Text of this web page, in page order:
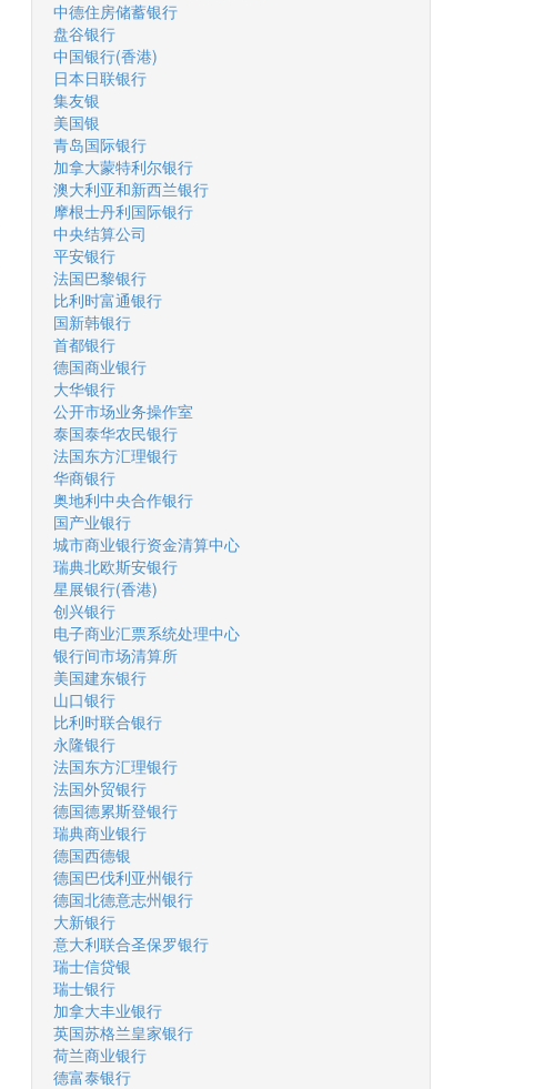
中德住房储蓄银行
盘谷银行
中国银行(香港)
日本日联银行
集友银
美国银
青岛国际银行
加拿大蒙特利尔银行
澳大利亚和新西兰银行
摩根士丹利国际银行
中央结算公司
平安银行
法国巴黎银行
比利时富通银行
国新韩银行
首都银行
德国商业银行
大华银行
公开市场业务操作室
泰国泰华农民银行
法国东方汇理银行
华商银行
奥地利中央合作银行
国产业银行
城市商业银行资金清算中心
瑞典北欧斯安银行
星展银行(香港)
创兴银行
电子商业汇票系统处理中心
银行间市场清算所
美国建东银行
山口银行
比利时联合银行
永隆银行
法国东方汇理银行
法国外贸银行
德国德累斯登银行
瑞典商业银行
德国西德银
德国巴伐利亚州银行
德国北德意志州银行
大新银行
意大利联合圣保罗银行
瑞士信贷银
瑞士银行
加拿大丰业银行
英国苏格兰皇家银行
荷兰商业银行
德富泰银行